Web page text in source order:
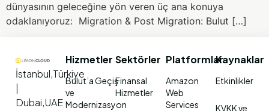
dünyasının geleceğine yön veren üç ana konuya
odaklanıyoruz: Migration & Post Migration: Bulut […]
İstanbul,Türkiye
|
Dubai,UAE
Hizmetler
Bulut’a Geçiş
ve
Modernizasyon
Sektörler
Finansal
Hizmetler
Platformlar
Amazon
Web
Services
Kaynaklar
Etkinlikler
KVKK ve